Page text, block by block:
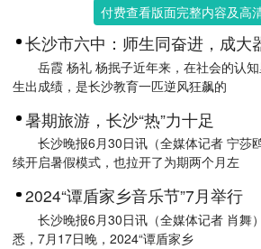
付费查看版面完整内容及高
长沙市六中：师生同奋进，成大
岳霞 杨礼 杨抿子近年来，在社会的认
生出成绩，是长沙教育一匹逆风狂飙的
暑期旅游，长沙“热”力十足
长沙晚报6月30日讯（全媒体记者 宁莎
续开启暑假模式，也拉开了为期两个月左
2024“谭盾家乡音乐节”7月举行
长沙晚报6月30日讯（全媒体记者 肖舞
悉，7月17日晚，2024“谭盾家乡